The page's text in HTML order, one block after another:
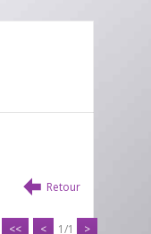
Retour
<< < 1/1 >